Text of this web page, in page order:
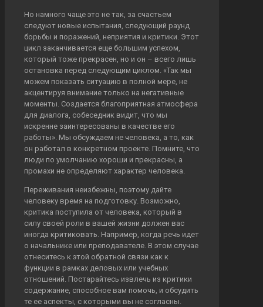
Но намного чаще это не так, за счастьем
следуют новые испытания, следующий раунд
борьбы и поражений, неприятия и критики. Этот
цикл заканчивается еще большим успехом,
который тоже прекрасен, но и он – всего лишь
остановка перед следующим циклом. «Так мы
можем показать ситуацию в полной мере, не
акцентируя внимание только на негативные
моменты. Создается благоприятная атмосфера
для диалога, собеседник видит, что мы
искренне заинтересованы в качестве его
работы». Мы обсуждаем не человека, а то, как
он работал в конкретном проекте. Помните, что
люди по умолчанию хороши и прекрасны, а
промахи не определяют характер человека.
Переживания неизбежны, поэтому дайте
человеку время на подготовку. Возможно,
критика поступила от человека, который в
силу своей роли в вашей жизни должен вас
иногда критиковать. Например, когда речь идет
о начальнике или преподавателе. В этом случае
отнеситесь к этой обратной связи как к
функции в рамках деловых или учебных
отношений. Постарайтесь извлечь из критики
содержание, способное вам помочь, и обсудить
те ее аспекты, с которыми вы не согласны.